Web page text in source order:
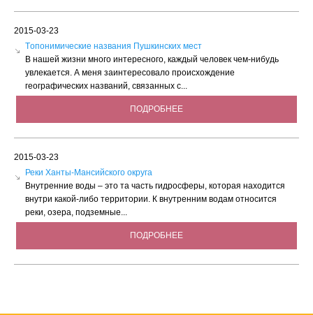
2015-03-23
Tопонимические названия Пушкинских мест
В нашей жизни много интересного, каждый человек чем-нибудь
увлекается. А меня заинтересовало происхождение
географических названий, связанных с...
ПОДРОБНЕЕ
2015-03-23
Реки Ханты-Мансийского округа
Внутренние воды – это та часть гидросферы, которая находится
внутри какой-либо территории. К внутренним водам относится
реки, озера, подземные...
ПОДРОБНЕЕ